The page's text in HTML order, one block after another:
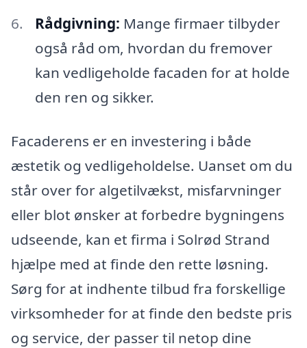
Rådgivning: Mange firmaer tilbyder
også råd om, hvordan du fremover
kan vedligeholde facaden for at holde
den ren og sikker.
Facaderens er en investering i både
æstetik og vedligeholdelse. Uanset om du
står over for algetilvækst, misfarvninger
eller blot ønsker at forbedre bygningens
udseende, kan et firma i Solrød Strand
hjælpe med at finde den rette løsning.
Sørg for at indhente tilbud fra forskellige
virksomheder for at finde den bedste pris
og service, der passer til netop dine